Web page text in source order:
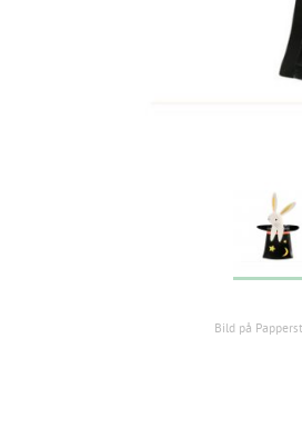
Bild på